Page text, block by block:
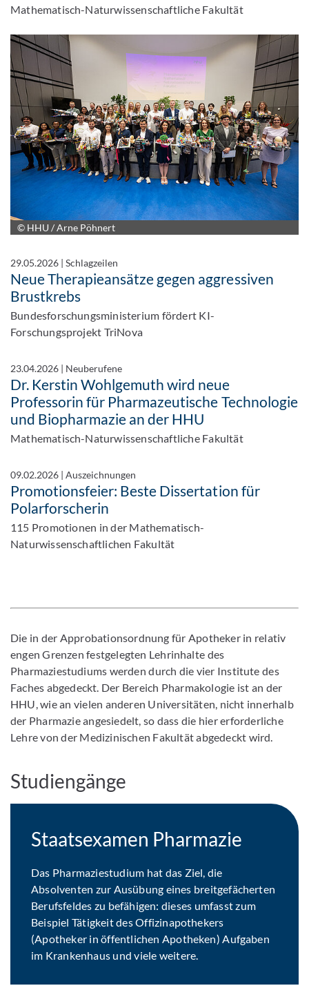
Mathematisch-Naturwissenschaftliche Fakultät
© HHU / Arne Pöhnert
29.05.2026 |Schlagzeilen
Neue Therapieansätze gegen aggressiven
Brustkrebs
Bundesforschungsministerium fördert KI-
Forschungsprojekt TriNova
23.04.2026 | Neuberufene
Dr. Kerstin Wohlgemuth wird neue
Professorin für Pharmazeutische Technologie
und Biopharmazie an der HHU
Mathematisch-Naturwissenschaftliche Fakultät
09.02.2026 |Auszeichnungen
Promotionsfeier: Beste Dissertation für
Polarforscherin
115 Promotionen in der Mathematisch-
Naturwissenschaftlichen Fakultät
Die in der Approbationsordnung für Apotheker in relativ
engen Grenzen festgelegten Lehrinhalte des
Pharmaziestudiums werden durch die vier Institute des
Faches abgedeckt. Der Bereich Pharmakologie ist an der
HHU, wie an vielen anderen Universitäten, nicht innerhalb
der Pharmazie angesiedelt, so dass die hier erforderliche
Lehre von der Medizinischen Fakultät abgedeckt wird.
Studiengänge
Staatsexamen Pharmazie
Das Pharmaziestudium hat das Ziel, die
Absolventen zur Ausübung eines breitgefächerten
Berufsfeldes zu befähigen: dieses umfasst zum
Beispiel Tätigkeit des Offizinapothekers
(Apotheker in öffentlichen Apotheken) Aufgaben
im Krankenhaus und viele weitere.